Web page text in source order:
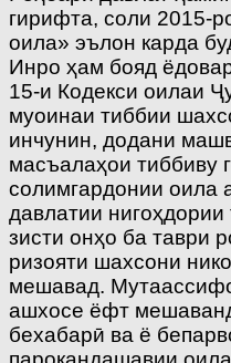
гирифта, соли 2015-
оила» эълон карда
Инро ҳам бояд
15-и Кодекси оилаи
муоинаи тиббии
инчунин, додани
масъалаҳои тиббиву
солимгардонии оила
давлатии
зисти онҳо ба таври
ризояти шахсони
мешавад.
ашхосе ёфт
бехабарӣ ва ё